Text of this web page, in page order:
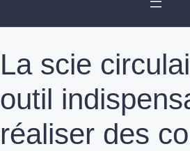
La scie
outil
réaliser des